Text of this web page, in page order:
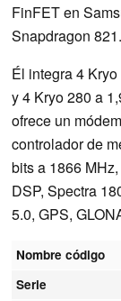
FinFET en
Snapdragon 821.
Él integra 4
y 4 Kryo 280 a
ofrece un
controlador de
bits a 1866
DSP, Spectra
5.0, GPS,
Nombre código
Serie